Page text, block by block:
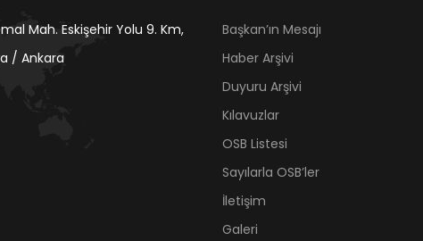
Mah. Eskişehir Yolu 9. Km,
/ Ankara
Başkan’ın Mesajı
Haber Arşivi
Duyuru Arşivi
Kılavuzlar
OSB Listesi
Sayılarla OSB’ler
İletişim
Galeri